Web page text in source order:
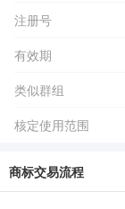
注册号
有效期
类似群组
核定使用范围
商标交易流程